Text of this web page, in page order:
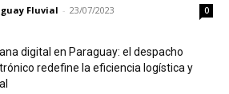
Fluvial - 23/07/2023 0
digital en Paraguay: el despacho
redefine la eficiencia logística y